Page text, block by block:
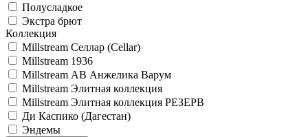
Полусладкое
Экстра брют
Коллекция
Millstream Селлар (Cellar)
Millstream 1936
Millstream АВ Анжелика Варум
Millstream Элитная коллекция
Millstream Элитная коллекция РЕЗЕРВ
Ди Каспико (Дагестан)
Эндемы